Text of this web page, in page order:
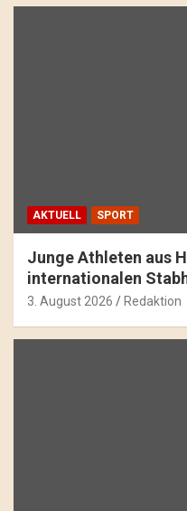
AKTUELL SPORT
Junge Athleten aus
internationalen
3. August 2026 Redaktion